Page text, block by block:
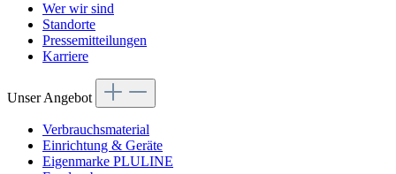
Wer wir sind
Standorte
Pressemitteilungen
Karriere
Unser Angebot
Verbrauchsmaterial
Einrichtung & Geräte
Eigenmarke PLULINE